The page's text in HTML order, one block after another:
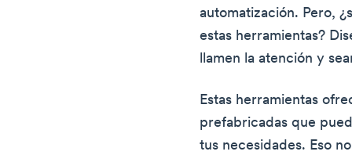
automatización. Pero,
estas herramientas?
llamen la atención y
Estas herramientas
prefabricadas que
tus necesidades. Eso